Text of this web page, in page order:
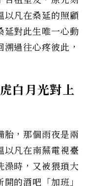
以凡在桑延的照顧
延對此生唯一心動
過往心疼彼此，
白月光對上
胎，那個雨夜是兩
以凡在南蕪電視臺
澡時，又被猥瑣大
的酒吧「加班」